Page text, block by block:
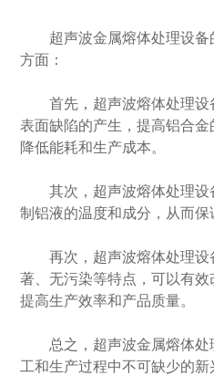
超声波金属熔体处理设备
方面：
首先，超声波熔体处理设
表面缺陷的产生，提高铝合
降低能耗和生产成本。
其次，超声波熔体处理设
制铝液的温度和成分，从而保
再次，超声波熔体处理设
著、无污染等特点，可以有效
提高生产效率和产品质量。
总之，超声波金属熔体处
工和生产过程中不可缺少的